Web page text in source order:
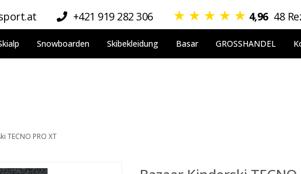
+421 919 282 306 ★ ★ ★ ★ ★ 4,96 48
Snowboarden Skibekleidung Basar GROSSHANDEL
TECNO PRO XT